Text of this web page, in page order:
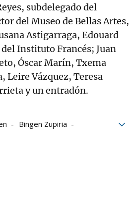
subdelegado del
del Museo de Bellas Artes,
Astigarraga, Edouard
Instituto Francés; Juan
Óscar Marín, Txema
Leire Vázquez, Teresa
y un entradón.
Bingen Zupiria